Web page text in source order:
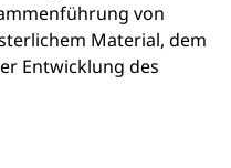
von
Material, dem
Entwicklung des